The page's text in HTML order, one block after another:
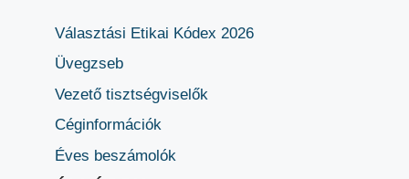
Választási Etikai Kódex 2026
Üvegzseb
Vezető tisztségviselők
Céginformációk
Éves beszámolók